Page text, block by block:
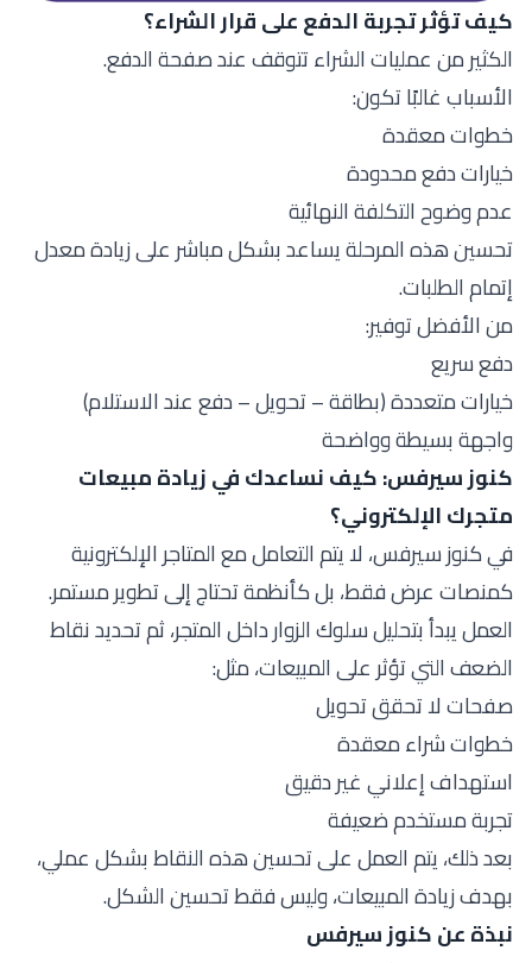
كيف تؤثر تجربة الدفع على قرار الشراء؟
الكثير من عمليات الشراء تتوقف عند صفحة الدفع.
الأسباب غالبًا تكون:
خطوات معقدة
خيارات دفع محدودة
عدم وضوح التكلفة النهائية
تحسين هذه المرحلة يساعد بشكل مباشر على زيادة معدل
إتمام الطلبات.
من الأفضل توفير:
دفع سريع
خيارات متعددة (بطاقة – تحويل – دفع عند الاستلام)
واجهة بسيطة وواضحة
كنوز سيرفس: كيف نساعدك في زيادة مبيعات
متجرك الإلكتروني؟
في كنوز سيرفس، لا يتم التعامل مع المتاجر الإلكترونية
كمنصات عرض فقط، بل كأنظمة تحتاج إلى تطوير مستمر.
العمل يبدأ بتحليل سلوك الزوار داخل المتجر، ثم تحديد نقاط
الضعف التي تؤثر على المبيعات، مثل:
صفحات لا تحقق تحويل
خطوات شراء معقدة
استهداف إعلاني غير دقيق
تجربة مستخدم ضعيفة
بعد ذلك، يتم العمل على تحسين هذه النقاط بشكل عملي،
بهدف زيادة المبيعات، وليس فقط تحسين الشكل.
نبذة عن كنوز سيرفس